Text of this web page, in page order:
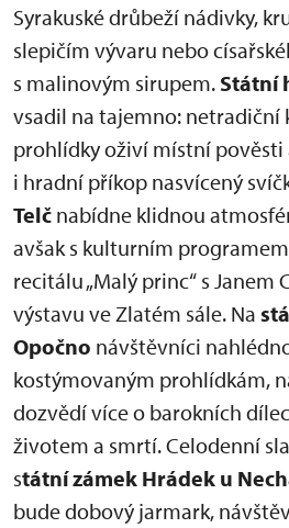
Syrakuské drůbeží nádivky,
slepičím vývaru nebo
s malinovým sirupem. Státní
vsadil na tajemno: netradiční
prohlídky oživí místní pověsti
i hradní příkop nasvícený
Telč nabídne klidnou
avšak s kulturním
recitálu „Malý princ“ s Janem
výstavu ve Zlatém sále. Na
Opočno návštěvníci
kostýmovaným prohlídkám,
dozvědí více o barokních
životem a smrtí. Celodenní
státní zámek Hrádek u
bude dobový jarmark,